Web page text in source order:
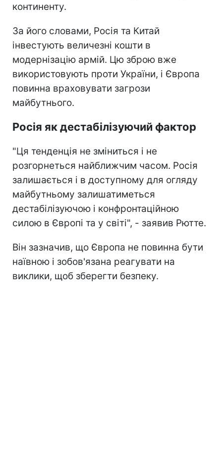
континенту.
За його словами, Росія та Китай
інвестують величезні кошти в
модернізацію армій. Цю зброю вже
використовують проти України, і Європа
повинна враховувати загрози
майбутнього.
Росія як дестабілізуючий фактор
"Ця тенденція не зміниться і не
розгорнеться найближчим часом. Росія
залишається і в доступному для огляду
майбутньому залишатиметься
дестабілізуючою і конфронтаційною
силою в Європі та у світі", - заявив Рютте.
Він зазначив, що Європа не повинна бути
наївною і зобов'язана реагувати на
виклики, щоб зберегти безпеку.